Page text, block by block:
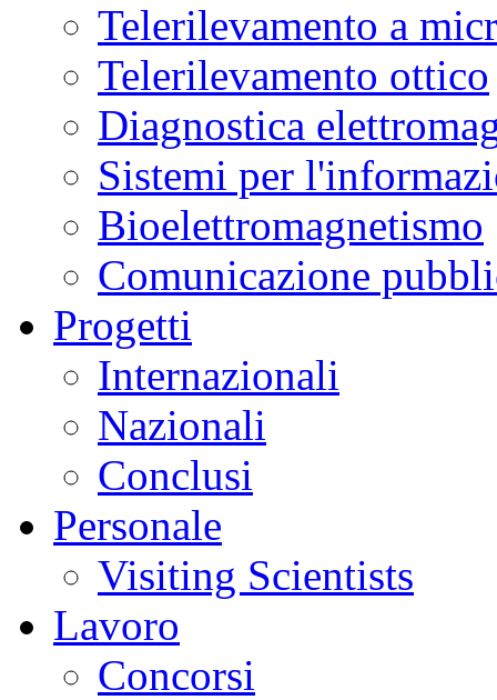
Telerilevamento a
Telerilevamento ottico
Diagnostica
Sistemi per
Bioelettromagnetismo
Comunicazione
Progetti
Internazionali
Nazionali
Conclusi
Personale
Visiting Scientists
Lavoro
Concorsi